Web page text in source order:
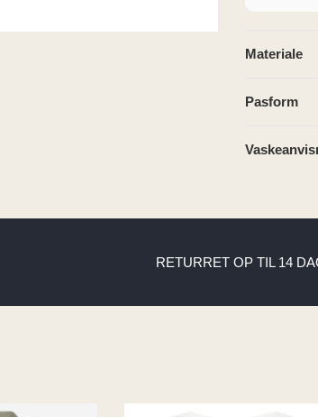
Materiale
Pasform
RETURRET OP TIL 14